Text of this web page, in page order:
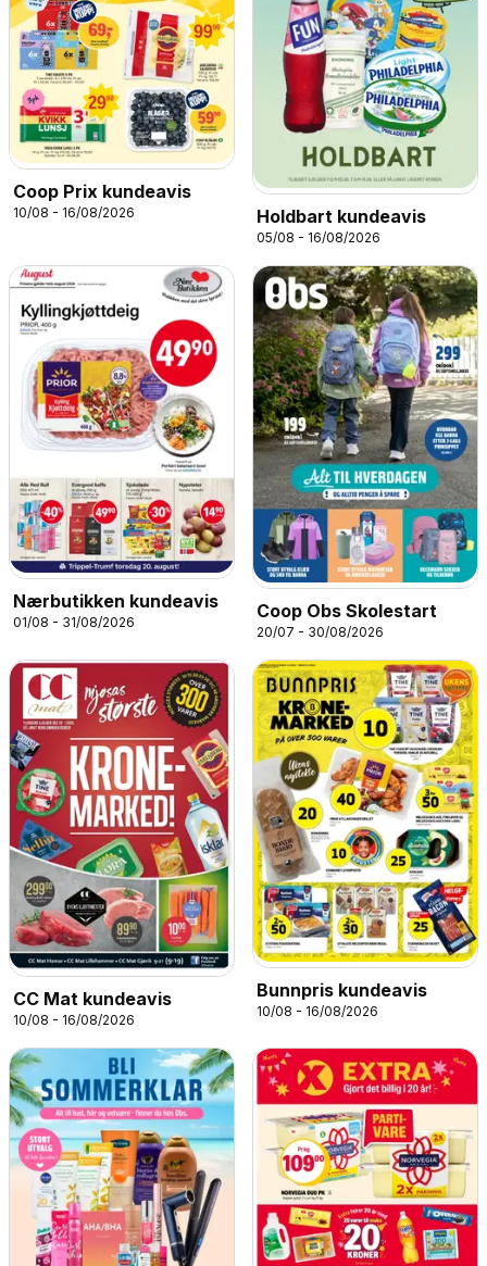
Coop Prix kundeavis
10/08 - 16/08/2026 Holdbart kundeavis
05/08 - 16/08/2026
Nærbutikken kundeavis
01/08 - 31/08/2026
Coop Obs Skolestart
20/07 - 30/08/2026
CC Mat kundeavis
10/08 - 16/08/2026
Bunnpris kundeavis
10/08 - 16/08/2026